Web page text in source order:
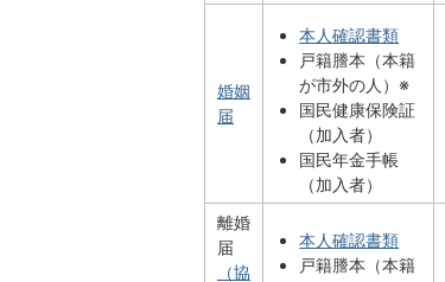
婚姻
届
本人確認書類
戸籍謄本（本籍
が市外の人）※
国民健康保険証
（加入者）
国民年金手帳
（加入者）
離婚
届
（協
本人確認書類
戸籍謄本（本籍